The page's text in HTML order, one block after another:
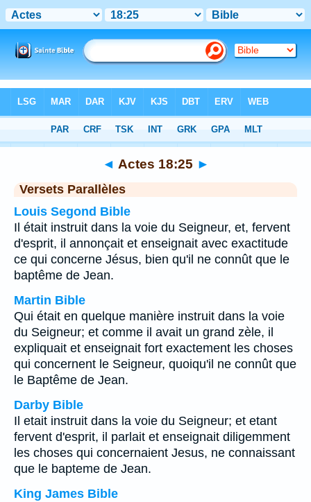
Chapitre 18> Verset 25
◄ Actes 18:25 ►
Versets Parallèles
Louis Segond Bible
Il était instruit dans la voie du Seigneur, et, fervent
d'esprit, il annonçait et enseignait avec exactitude
ce qui concerne Jésus, bien qu'il ne connût que le
baptême de Jean.
Martin Bible
Qui était en quelque manière instruit dans la voie
du Seigneur; et comme il avait un grand zèle, il
expliquait et enseignait fort exactement les choses
qui concernent le Seigneur, quoiqu'il ne connût que
le Baptême de Jean.
Darby Bible
Il etait instruit dans la voie du Seigneur; et etant
fervent d'esprit, il parlait et enseignait diligemment
les choses qui concernaient Jesus, ne connaissant
que le bapteme de Jean.
King James Bible